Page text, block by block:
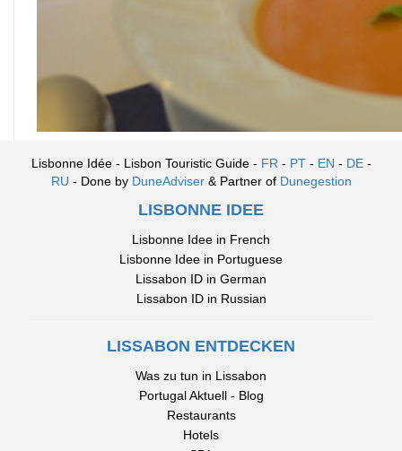
Lisbonne Idée - Lisbon Touristic Guide - FR - PT- EN - DE-
RU - Done by DuneAdviser& Partner of Dunegestion
LISBONNE IDEE
Lisbonne Idee in French
Lisbonne Idee in Portuguese
Lissabon ID in German
Lissabon ID in Russian
LISSABON ENTDECKEN
Was zu tun in Lissabon
Portugal Aktuell - Blog
Restaurants
Hotels